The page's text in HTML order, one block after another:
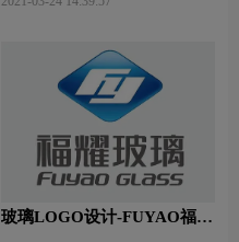
玻璃LOGO设计-FUYAO福耀